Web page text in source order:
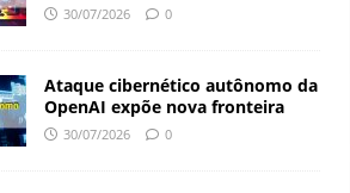
30/07/2026 0
Ataque cibernético autônomo da
OpenAI expõe nova fronteira
30/07/2026 0